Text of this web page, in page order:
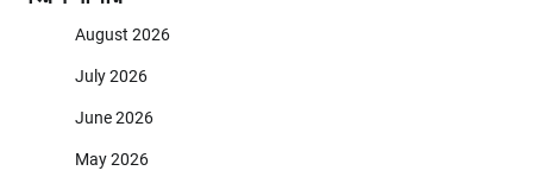
August 2026
July 2026
June 2026
May 2026